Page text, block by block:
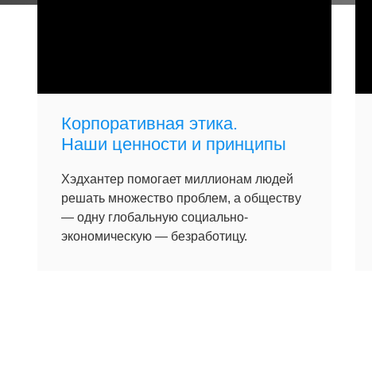
Корпоративная этика.
Наши ценности и принципы
Хэдхантер помогает миллионам людей
решать множество проблем, а обществу
— одну глобальную социально-
экономическую — безработицу.